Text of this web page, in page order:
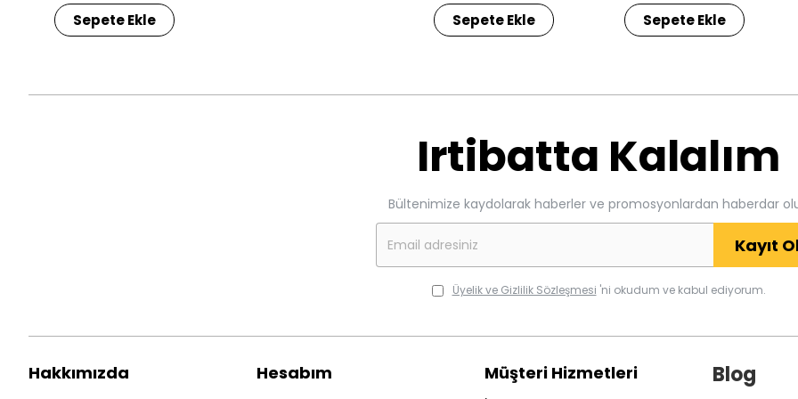
Sepete Ekle Sepete Ekle Sepete Ekle
Irtibatta Kalalım
Bültenimize kaydolarak haberler ve promosyonlardan haberdar
Kayıt
Üyelik ve Gizlilik Sözleşmesi 'ni okudum ve kabul ediyorum.
Hakkımızda Hesabım Müşteri Hizmetleri Blog